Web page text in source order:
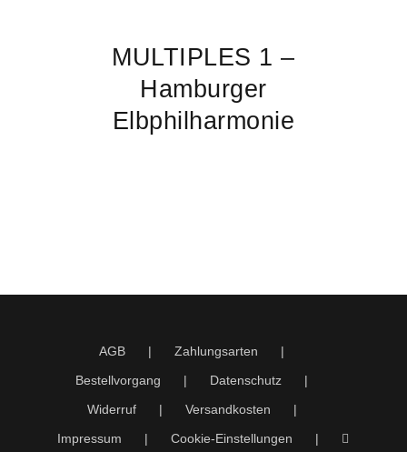
MULTIPLES 1 –
Hamburger
Elbphilharmonie
AGB
Zahlungsarten
Bestellvorgang
Datenschutz
Widerruf
Versandkosten
Impressum
Cookie-Einstellungen